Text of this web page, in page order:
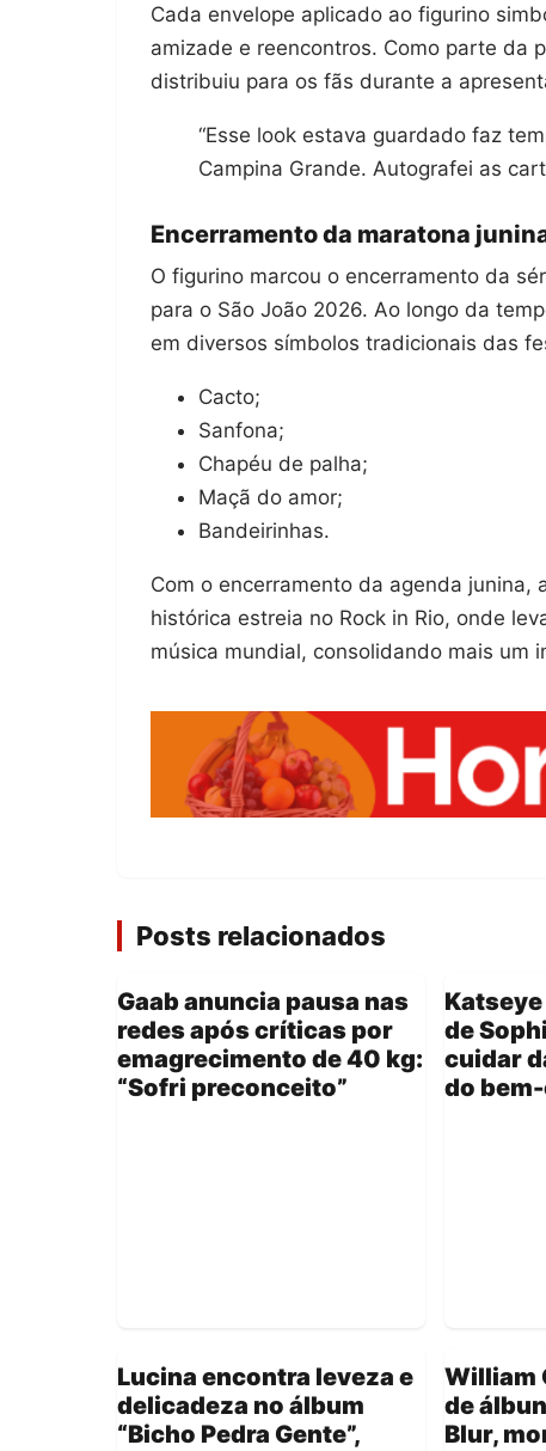
Cada envelope aplicado ao figurino
amizade e reencontros. Como parte da
distribuiu para os fãs durante a
“Esse look estava guardado faz
Campina Grande. Autografei as
Encerramento da maratona
O figurino marcou o encerramento da
para o São João 2026. Ao longo da
em diversos símbolos tradicionais das
Cacto;
Sanfona;
Chapéu de palha;
Maçã do amor;
Bandeirinhas.
Com o encerramento da agenda
histórica estreia no Rock in Rio, onde
música mundial, consolidando mais um
Posts relacionados
Gaab anuncia pausa nas
redes após críticas por
emagrecimento de 40 kg:
“Sofri preconceito”
de
cuidar
do
Lucina encontra leveza e
delicadeza no álbum
“Bicho Pedra Gente”,
William
de
Blur,